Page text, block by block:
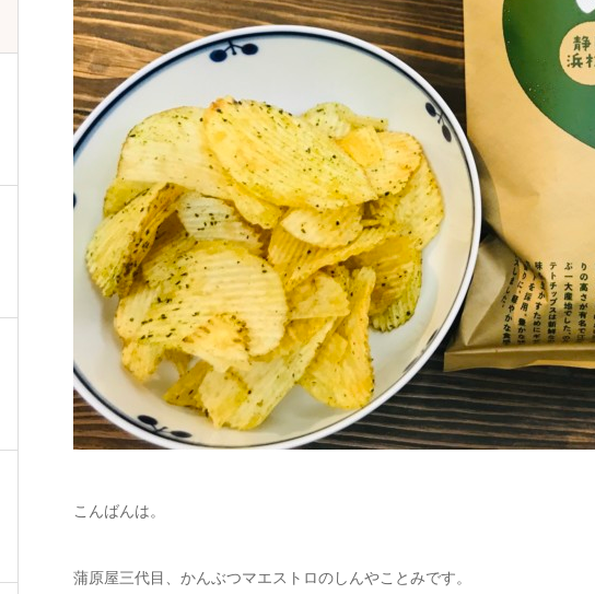
こんばんは。
蒲原屋三代目、かんぶつマエストロのしんやことみです。